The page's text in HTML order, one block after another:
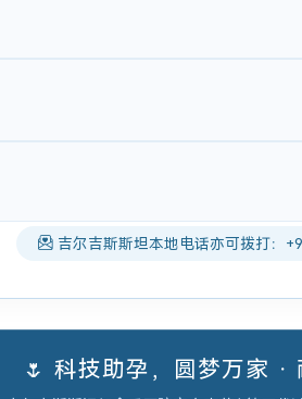
吉尔吉斯斯坦本地电话亦可拨打：
🌷 科技助孕，圆梦万家 ·